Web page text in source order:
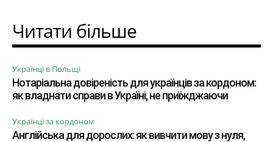
Читати більше
Українці в Польщі
Нотаріальна довіреність для українців за кордоном:
як владнати справи в Україні, не приїжджаючи
Українці за кордоном
Англійська для дорослих: як вивчити мову з нуля,